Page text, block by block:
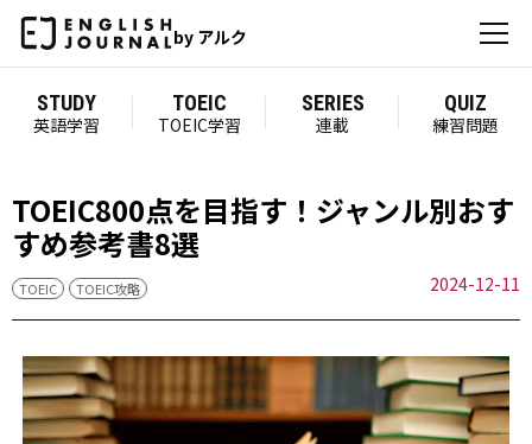
by アルク
STUDY
英語学習
TOEIC
TOEIC学習
SERIES
連載
QUIZ
練習問題
TOEIC800点を目指す！ジャンル別おす
すめ参考書8選
TOEIC TOEIC攻略 2024-12-11